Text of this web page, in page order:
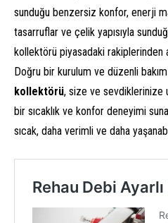
sunduğu benzersiz konfor, enerji
tasarruflar ve çelik yapısıyla
kollektörü piyasadaki rakiplerinden
Doğru bir kurulum ve düzenli
kollektörü, size ve sevdiklerinize
bir sıcaklık ve konfor deneyimi
sıcak, daha verimli ve daha